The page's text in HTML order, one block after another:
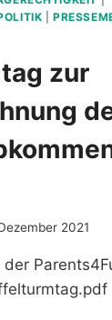
|
zur
2021